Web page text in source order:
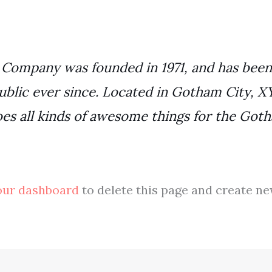
was founded in 1971, and has
ever since. Located in Gotham City,
all kinds of awesome things for the
dashboard to delete this page and create